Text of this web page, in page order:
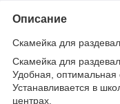
Описание
Скамейка для
Скамейка для
Удобная, оптимальная
Устанавливается в
центрах.